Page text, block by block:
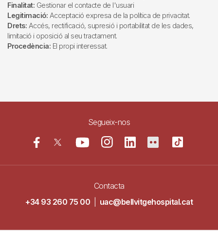
Finalitat: Gestionar el contacte de l'usuari
Legitimació: Acceptació expresa de la política de privacitat.
Drets: Accés, rectificació, supresió i portabilitat de les dades,
limitació i oposició al seu tractament.
Procedència: El propi interessat.
Segueix-nos
Contacta
+34 93 260 75 00
uac@bellvitgehospital.cat